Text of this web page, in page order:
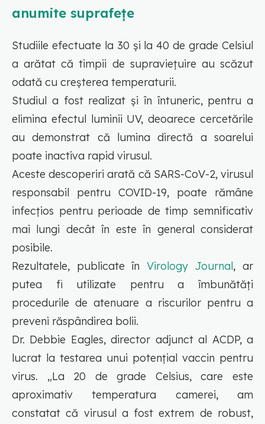
anumite suprafețe
Studiile efectuate la 30 și la 40 de grade Celsiul
a arătat că timpii de supraviețuire au scăzut
odată cu creșterea temperaturii.
Studiul a fost realizat și în întuneric, pentru a
elimina efectul luminii UV, deoarece cercetările
au demonstrat că lumina directă a soarelui
poate inactiva rapid virusul.
Aceste descoperiri arată că SARS-CoV-2, virusul
responsabil pentru COVID-19, poate rămâne
infecțios pentru perioade de timp semnificativ
mai lungi decât în este în general considerat
posibile.
Rezultatele, publicate în Virology Journal, ar
putea fi utilizate pentru a îmbunătăți
procedurile de atenuare a riscurilor pentru a
preveni răspândirea bolii.
Dr. Debbie Eagles, director adjunct al ACDP, a
lucrat la testarea unui potențial vaccin pentru
virus. „La 20 de grade Celsius, care este
aproximativ temperatura camerei, am
constatat că virusul a fost extrem de robust,